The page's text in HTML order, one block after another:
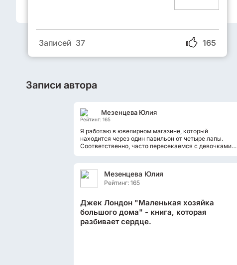
165
Записей 37
Записи автора
Мезенцева Юлия
Рейтинг: 165
Я работаю в ювелирном магазине, который
находится через один павильон от четыре лапы.
Соответственно, часто пересекаемся с девочками в
Мезенцева Юлия
Рейтинг: 165
Джек Лондон "Маленькая хозяйка
большого дома" - книга, которая
разбивает сердце.